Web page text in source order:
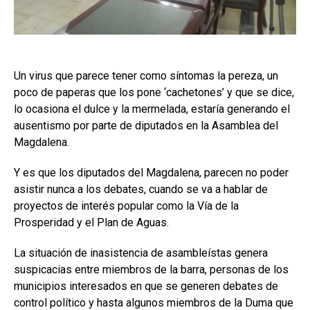
Un virus que parece tener como síntomas la pereza, un
poco de paperas que los pone ‘cachetones’ y que se dice,
lo ocasiona el dulce y la mermelada, estaría generando el
ausentismo por parte de diputados en la Asamblea del
Magdalena.
Y es que los diputados del Magdalena, parecen no poder
asistir nunca a los debates, cuando se va a hablar de
proyectos de interés popular como la Vía de la
Prosperidad y el Plan de Aguas.
La situación de inasistencia de asambleístas genera
suspicacias entre miembros de la barra, personas de los
municipios interesados en que se generen debates de
control político y hasta algunos miembros de la Duma que